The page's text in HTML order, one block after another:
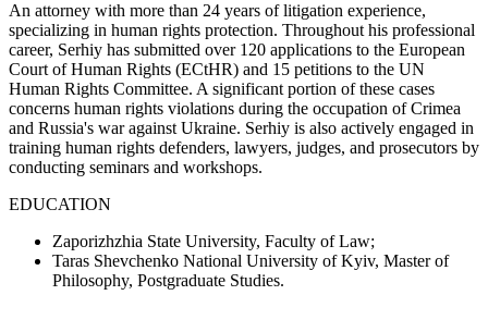
An attorney with more than 24 years of litigation experience,
specializing in human rights protection. Throughout his professional
career, Serhiy has submitted over 120 applications to the European
Court of Human Rights (ECtHR) and 15 petitions to the UN
Human Rights Committee. A significant portion of these cases
concerns human rights violations during the occupation of Crimea
and Russia's war against Ukraine. Serhiy is also actively engaged in
training human rights defenders, lawyers, judges, and prosecutors by
conducting seminars and workshops.
EDUCATION
Zaporizhzhia State University, Faculty of Law;
Taras Shevchenko National University of Kyiv, Master of
Philosophy, Postgraduate Studies.